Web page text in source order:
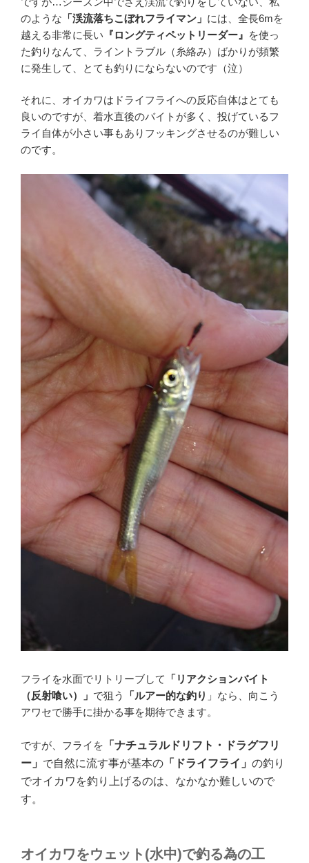
のような 「渓流落ちこぼれフライマン」 には、全長6mを
越える非常に長い 『ロングティペットリーダー』 を使っ
た釣りなんて、ライントラブル（糸絡み）ばかりが頻繁
に発生して、とても釣りにならないのです（泣）
それに、オイカワはドライフライへの反応自体はとても
良いのですが、着水直後のバイトが多く、投げているフ
ライ自体が小さい事もありフッキングさせるのが難しい
のです。
フライを水面でリトリーブして
「リアクションバイト
（反射喰い）」 で狙う 「ルアー的な釣り 」なら、向こう
アワセで勝手に掛かる事を期待できます。
ですが、フライを 「ナチュラルドリフト・ドラグフリ
ー」 で自然に流す事が基本の 「ドライフライ」 の釣り
でオイカワを釣り上げるのは、なかなか難しいので
す。
オイカワをウェット(水中)で釣る為の工